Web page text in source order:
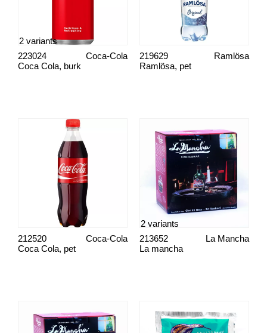
Coca Cola, burk
Coca-Cola
223024
2 variants
Ramlösa, pet
Ramlösa
219629
Coca Cola, pet
Coca-Cola
212520
La mancha
La Mancha
213652
2 variants